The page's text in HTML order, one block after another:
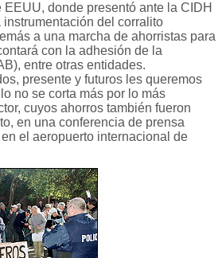
donde presentó ante la CIDH
del corralito
a una marcha de ahorristas para
con la adhesión de la
entre otras entidades.
presente y futuros les queremos
no se corta más por lo más
cuyos ahorros también fueron
en una conferencia de prensa
el aeropuerto internacional de